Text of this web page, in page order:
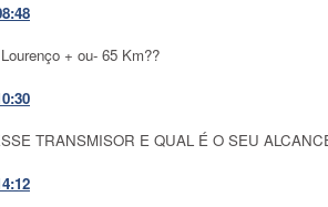
+ ou- 65 Km??
TRANSMISOR E QUAL É O SEU